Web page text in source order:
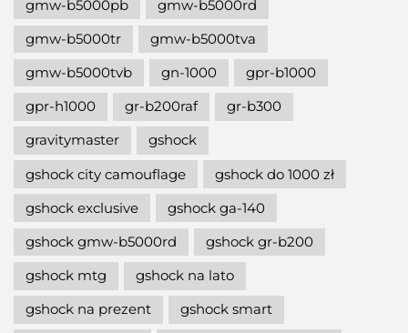
gmw-b5000pb
gmw-b5000rd
gmw-b5000tr
gmw-b5000tva
gmw-b5000tvb
gn-1000
gpr-b1000
gpr-h1000
gr-b200raf
gr-b300
gravitymaster
gshock
gshock city camouflage
gshock do 1000 zł
gshock exclusive
gshock ga-140
gshock gmw-b5000rd
gshock gr-b200
gshock mtg
gshock na lato
gshock na prezent
gshock smart